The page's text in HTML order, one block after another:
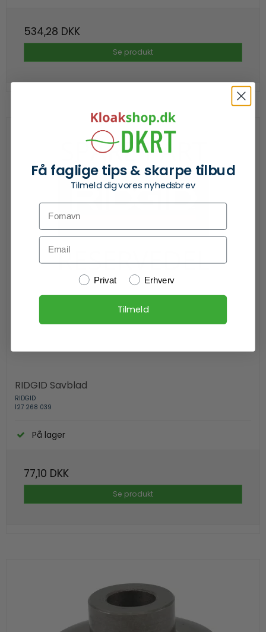
534,28 DKK
Se produkt
RIDGID Savblad
RIDGID
127 268 039
På lager
77,10 DKK
Se produkt
Få faglige tips & skarpe tilbud
Tilmeld dig vores nyhedsbrev
Fornavn
Email
Kundetype
Privat Erhverv
Tilmeld